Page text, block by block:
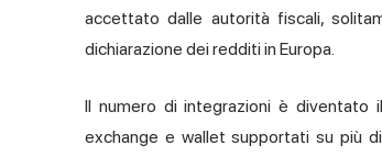
accettato dalle autorità fiscali,
dichiarazione dei redditi in Europa.
Il numero di integrazioni è diventato
exchange e wallet supportati su più